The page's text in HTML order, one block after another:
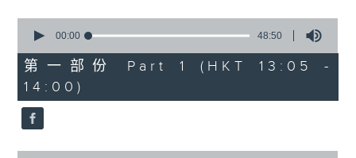
1400-1500
[精神科医学院系列]
主题：长者情绪健康
嘉宾：潘佩璆医生(精神科专科医生)
seconds
48
minutes,
50
seconds
00:00 48:50
第一部份 Part 1 (HKT 13:05 -
14:00)